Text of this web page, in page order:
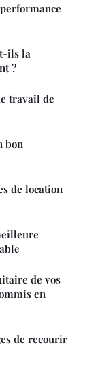
ils la
?
travail de
bon
de location
de vos
en
de recourir